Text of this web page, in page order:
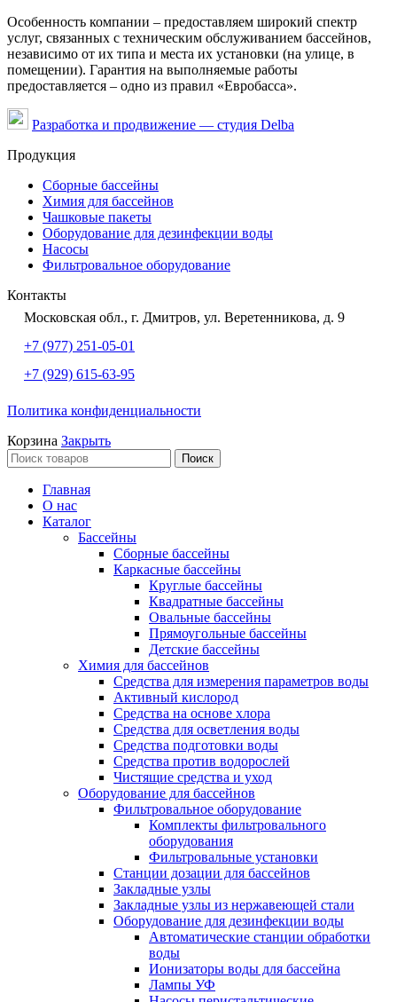
Особенность компании – предоставляем широкий спектр
услуг, связанных с техническим обслуживанием бассейнов,
независимо от их типа и места их установки (на улице, в
помещении). Гарантия на выполняемые работы
предоставляется – одно из правил «Евробасса».
Разработка и продвижение — студия Delba
Продукция
Сборные бассейны
Химия для бассейнов
Чашковые пакеты
Оборудование для дезинфекции воды
Насосы
Фильтровальное оборудование
Контакты
Московская обл., г. Дмитров, ул. Веретенникова, д. 9
+7 (977) 251-05-01
+7 (929) 615-63-95
Политика конфиденциальности
Корзина Закрыть
Поиск
Главная
О нас
Каталог
Бассейны
Сборные бассейны
Каркасные бассейны
Круглые бассейны
Квадратные бассейны
Овальные бассейны
Прямоугольные бассейны
Детские бассейны
Химия для бассейнов
Средства для измерения параметров воды
Активный кислород
Средства на основе хлора
Средства для осветления воды
Средства подготовки воды
Средства против водорослей
Чистящие средства и уход
Оборудование для бассейнов
Фильтровальное оборудование
Комплекты фильтровального
оборудования
Фильтровальные установки
Станции дозации для бассейнов
Закладные узлы
Закладные узлы из нержавеющей стали
Оборудование для дезинфекции воды
Автоматические станции обработки
воды
Ионизаторы воды для бассейна
Лампы УФ